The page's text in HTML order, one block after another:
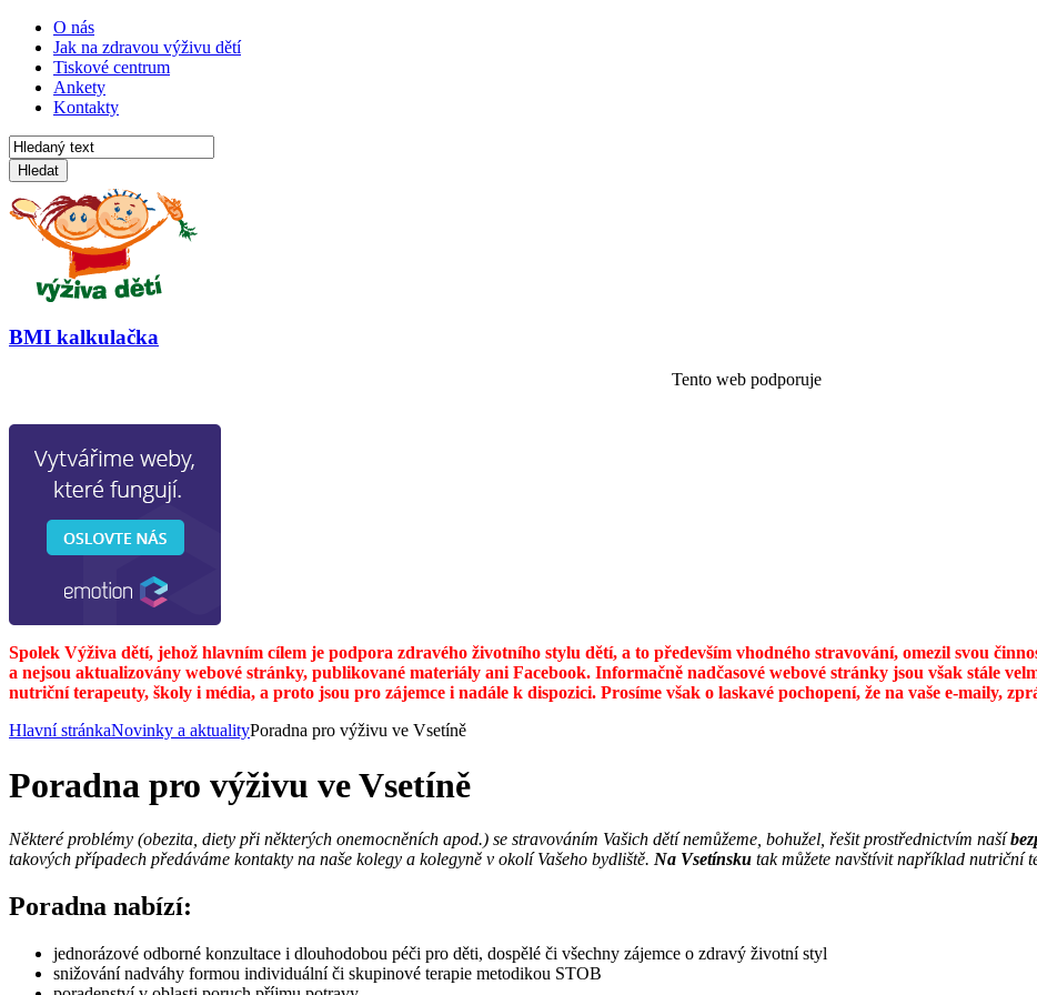
O nás
Jak na zdravou výživu dětí
Tiskové centrum
Ankety
Kontakty
Hledat
BMI kalkulačka
Tento web podporuje
Spolek Výživa dětí, jehož hlavním cílem je podpora zdravého životního stylu dětí, a to především vhodného stravování, omezil svou
a nejsou aktualizovány webové stránky, publikované materiály ani Facebook. Informačně nadčasové webové stránky jsou však stále
nutriční terapeuty, školy i média, a proto jsou pro zájemce i nadále k dispozici. Prosíme však o laskavé pochopení, že na vaše e-maily,
Hlavní stránkaNovinky a aktualityPoradna pro výživu ve Vsetíně
Poradna pro výživu ve Vsetíně
Některé problémy (obezita, diety při některých onemocněních apod.) se stravováním Vašich dětí nemůžeme, bohužel, řešit prostřednictvím naší
takových případech předáváme kontakty na naše kolegy a kolegyně v okolí Vašeho bydliště. Na Vsetínsku tak můžete navštívit například nutriční
Poradna nabízí:
jednorázové odborné konzultace i dlouhodobou péči pro děti, dospělé či všechny zájemce o zdravý životní styl
snižování nadváhy formou individuální či skupinové terapie metodikou STOB